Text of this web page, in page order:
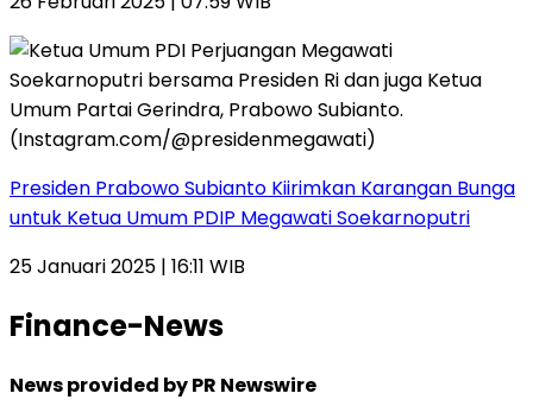
Presiden Prabowo Subianto Kiirimkan Karangan Bunga
untuk Ketua Umum PDIP Megawati Soekarnoputri
25 Januari 2025 | 16:11 WIB
Finance-News
News provided by PR Newswire